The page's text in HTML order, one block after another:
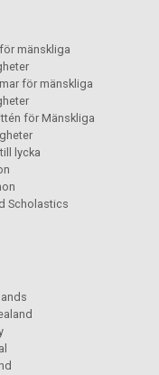
mänskliga
för mänskliga
för Mänskliga
lycka
Scholastics